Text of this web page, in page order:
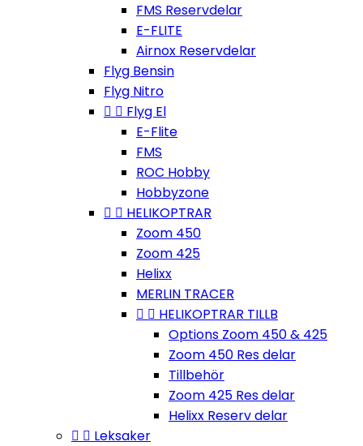
FMS Reservdelar
E-FLITE
Airnox Reservdelar
Flyg Bensin
Flyg Nitro
  Flyg El
E-Flite
FMS
ROC Hobby
Hobbyzone
  HELIKOPTRAR
Zoom 450
Zoom 425
Helixx
MERLIN TRACER
  HELIKOPTRAR TILLB
Options Zoom 450 & 425
Zoom 450 Res delar
Tillbehör
Zoom 425 Res delar
Helixx Reserv delar
  Leksaker